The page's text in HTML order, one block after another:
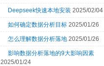
Deepseek快速本地安装 2025/02/04
如何确定数据分析目标 2025/01/26
怎么理解数据分析落地 2025/01/26
影响数据分析落地的9大影响因素
2025/01/24